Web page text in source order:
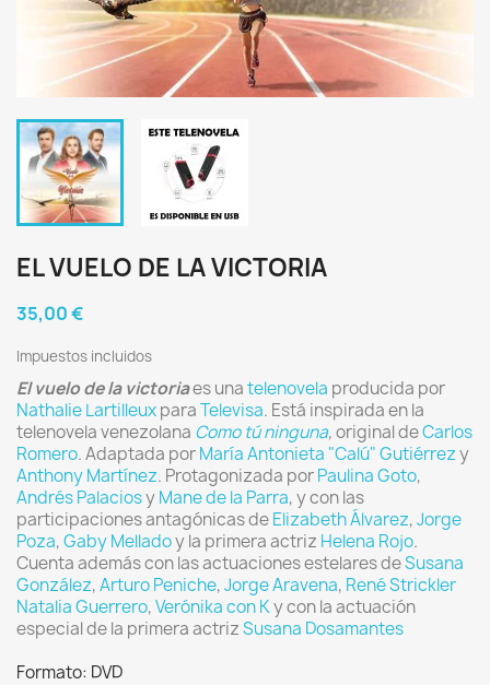
EL VUELO DE LA VICTORIA
35,00 €
Impuestos incluidos
El vuelo de la victoriaes unatelenovela producida por
Nathalie LartilleuxparaTelevisa. Está inspirada en la
telenovela venezolana Como tú ninguna,original deCarlos
Romero. Adaptada porMaría Antonieta "Calú" Gutiérrezy
Anthony Martínez. Protagonizada porPaulina Goto,
Andrés PalaciosyMane de la Parra, y con las
participaciones antagónicas deElizabeth Álvarez,Jorge
Poza,Gaby Melladoy la primera actriz Helena Rojo.
Cuenta además con las actuaciones estelares deSusana
González,Arturo Peniche,Jorge Aravena, René Strickler
Natalia Guerrero,Verónika con Ky con la actuación
especial de la primera actrizSusana Dosamantes
Formato: DVD